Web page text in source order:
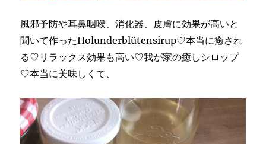
風邪予防や耳鼻咽喉、消化器、皮膚に効果が高いと
聞いて作ったHolunderblütensirup♡本当に癒され
る♡リラックス効果も高い♡我が家の癒しシロップ
♡本当に美味しくて、